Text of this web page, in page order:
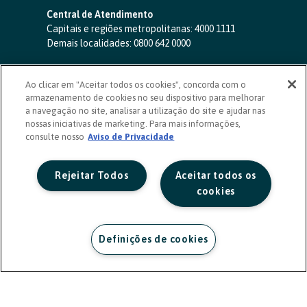
Central de Atendimento
Capitais e regiões metropolitanas: 4000 1111
Demais localidades: 0800 642 0000
SAC 24 horas-0800 724 4420
Ouvidoria
0800 725 0996
(de segunda a sexta, das 8h às 20h)
ouvidoriasicoob.com.br
Deficientes auditivos ou de fala
Ao clicar em "Aceitar todos os cookies", concorda com o
armazenamento de cookies no seu dispositivo para melhorar
a navegação no site, analisar a utilização do site e ajudar nas
nossas iniciativas de marketing. Para mais informações,
consulte nosso Aviso de Privacidade
Aceitar todos os
cookies
Rejeitar Todos
Definições de cookies